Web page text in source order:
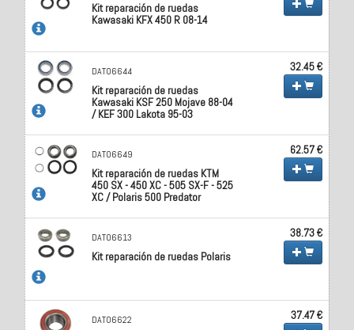
Kit reparación de ruedas
Kawasaki KFX 450 R 08-14
DAT06644
Kit reparación de ruedas
Kawasaki KSF 250 Mojave 88-04
/ KEF 300 Lakota 95-03
32.45 €
DAT06649
Kit reparación de ruedas KTM
450 SX - 450 XC - 505 SX-F - 525
XC / Polaris 500 Predator
62.57 €
DAT06613
Kit reparación de ruedas Polaris
38.73 €
DAT06622 37.47 €